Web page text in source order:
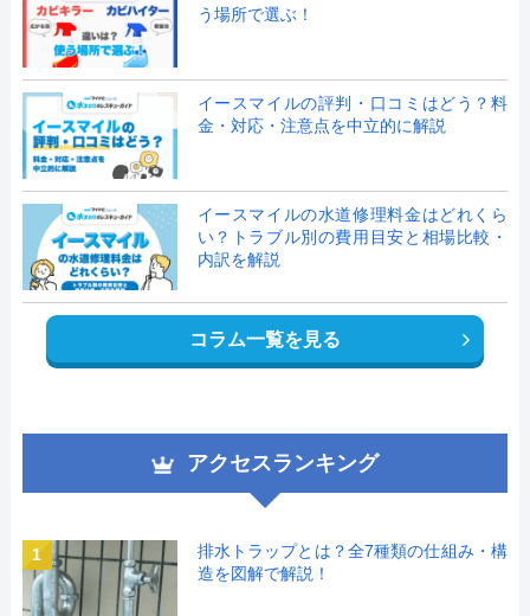
う場所で選ぶ！
イースマイルの評判・口コミはどう？料
金・対応・注意点を中立的に解説
イースマイルの水道修理料金はどれくら
い？トラブル別の費用目安と相場比較・
内訳を解説
コラム一覧を見る
アクセスランキング
1
排水トラップとは？全7種類の仕組み・構
造を図解で解説！